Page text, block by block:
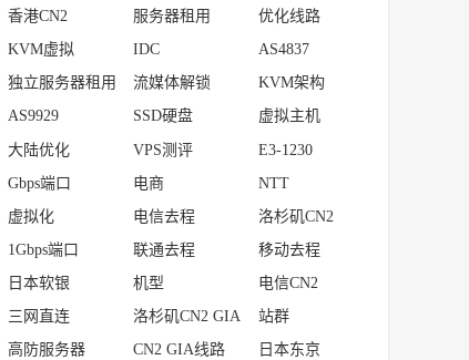
香港CN2 服务器租用 优化线路
KVM虚拟 IDC AS4837
独立服务器租用 流媒体解锁 KVM架构
AS9929 SSD硬盘 虚拟主机
大陆优化 VPS测评 E3-1230
Gbps端口 电商 NTT
虚拟化 电信去程 洛杉矶CN2
1Gbps端口 联通去程 移动去程
日本软银 机型 电信CN2
三网直连 洛杉矶CN2 GIA 站群
高防服务器 CN2 GIA线路 日本东京